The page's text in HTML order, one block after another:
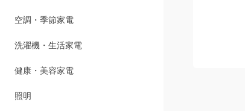
空調・季節家電
洗濯機・生活家電
健康・美容家電
照明